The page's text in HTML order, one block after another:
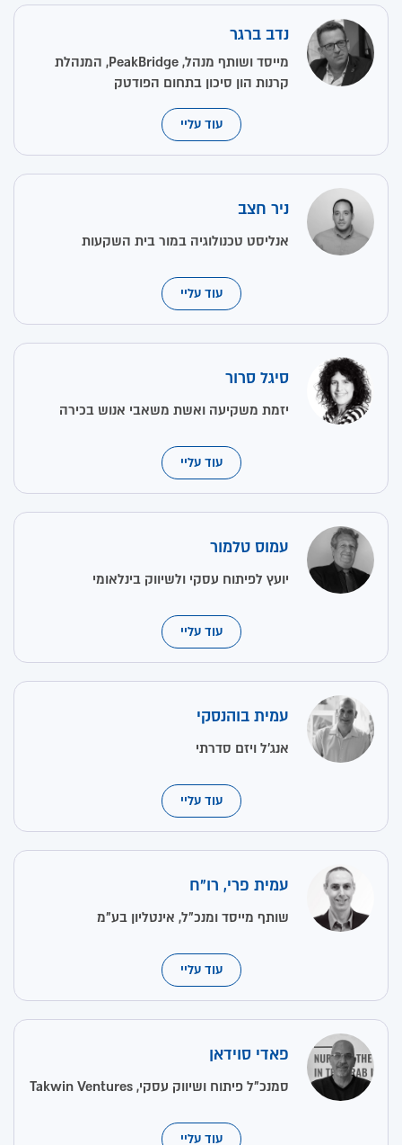
נדב ברגר
מייסד ושותף מנהל, PeakBridge, המנהלת
קרנות הון סיכון בתחום הפודטק
עוד עליי
ניר חצב
אנליסט טכנולוגיה במור בית השקעות
עוד עליי
סיגל סרור
יזמת משקיעה ואשת משאבי אנוש בכירה
עוד עליי
עמוס טלמור
יועץ לפיתוח עסקי ולשיווק בינלאומי
עוד עליי
עמית בוהנסקי
אנג'ל ויזם סדרתי
עוד עליי
עמית פרי, רו"ח
שותף מייסד ומנכ"ל, אינטליון בע"מ
עוד עליי
פאדי סוידאן
סמנכ"ל פיתוח ושיווק עסקי, Takwin Ventures
עוד עליי